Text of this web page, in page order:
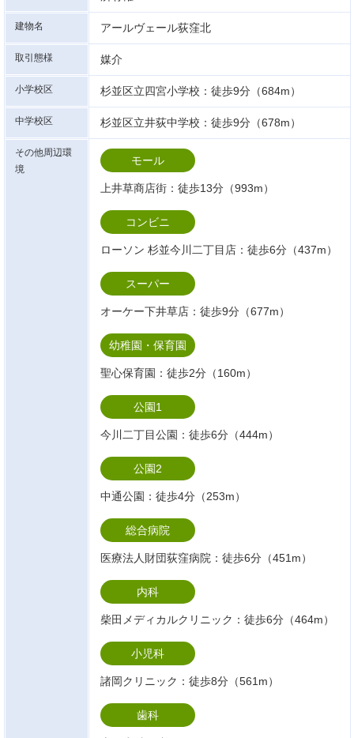
建物名 アールヴェール荻窪北
取引態様 媒介
小学校区 杉並区立四宮小学校：徒歩9分（684m）
中学校区 杉並区立井荻中学校：徒歩9分（678m）
その他周辺環
境
モール
上井草商店街：徒歩13分（993m）
コンビニ
ローソン 杉並今川二丁目店：徒歩6分（437m）
スーパー
オーケー下井草店：徒歩9分（677m）
幼稚園・保育園
聖心保育園：徒歩2分（160m）
公園1
今川二丁目公園：徒歩6分（444m）
公園2
中通公園：徒歩4分（253m）
総合病院
医療法人財団荻窪病院：徒歩6分（451m）
内科
柴田メディカルクリニック：徒歩6分（464m）
小児科
諸岡クリニック：徒歩8分（561m）
歯科